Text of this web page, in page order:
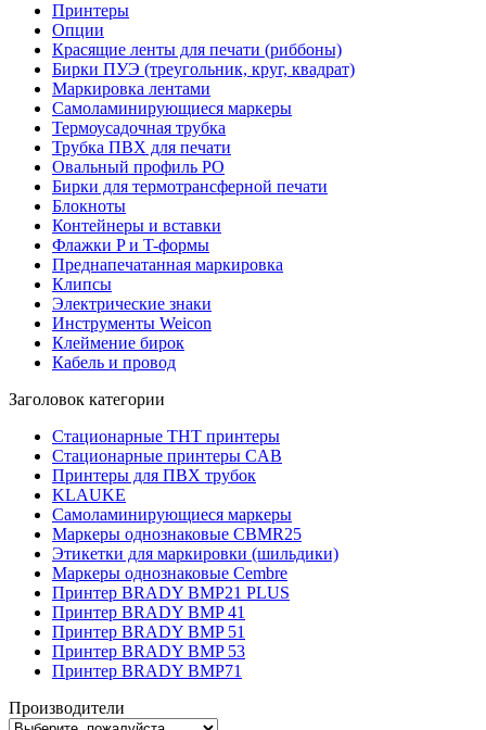
Принтеры
Опции
Красящие ленты для печати (риббоны)
Бирки ПУЭ (треугольник, круг, квадрат)
Маркировка лентами
Самоламинирующиеся маркеры
Термоусадочная трубка
Трубка ПВХ для печати
Овальный профиль PO
Бирки для термотрансферной печати
Блокноты
Контейнеры и вставки
Флажки P и T-формы
Преднапечатанная маркировка
Клипсы
Электрические знаки
Инструменты Weicon
Клеймение бирок
Кабель и провод
Заголовок категории
Стационарные THT принтеры
Стационарные принтеры CAB
Принтеры для ПВХ трубок
KLAUKE
Самоламинирующиеся маркеры
Маркеры однознаковые CBMR25
Этикетки для маркировки (шильдики)
Маркеры однознаковые Cembre
Принтер BRADY BMP21 PLUS
Принтер BRADY BMP 41
Принтер BRADY BMP 51
Принтер BRADY BMP 53
Принтер BRADY BMP71
Производители